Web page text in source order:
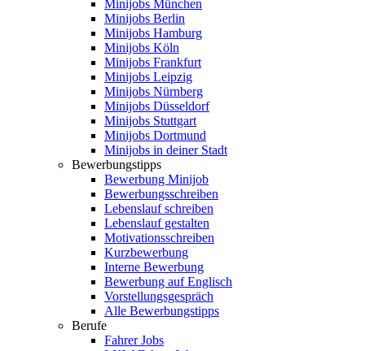
Minijobs München
Minijobs Berlin
Minijobs Hamburg
Minijobs Köln
Minijobs Frankfurt
Minijobs Leipzig
Minijobs Nürnberg
Minijobs Düsseldorf
Minijobs Stuttgart
Minijobs Dortmund
Minijobs in deiner Stadt
Bewerbungstipps
Bewerbung Minijob
Bewerbungsschreiben
Lebenslauf schreiben
Lebenslauf gestalten
Motivationsschreiben
Kurzbewerbung
Interne Bewerbung
Bewerbung auf Englisch
Vorstellungsgespräch
Alle Bewerbungstipps
Berufe
Fahrer Jobs